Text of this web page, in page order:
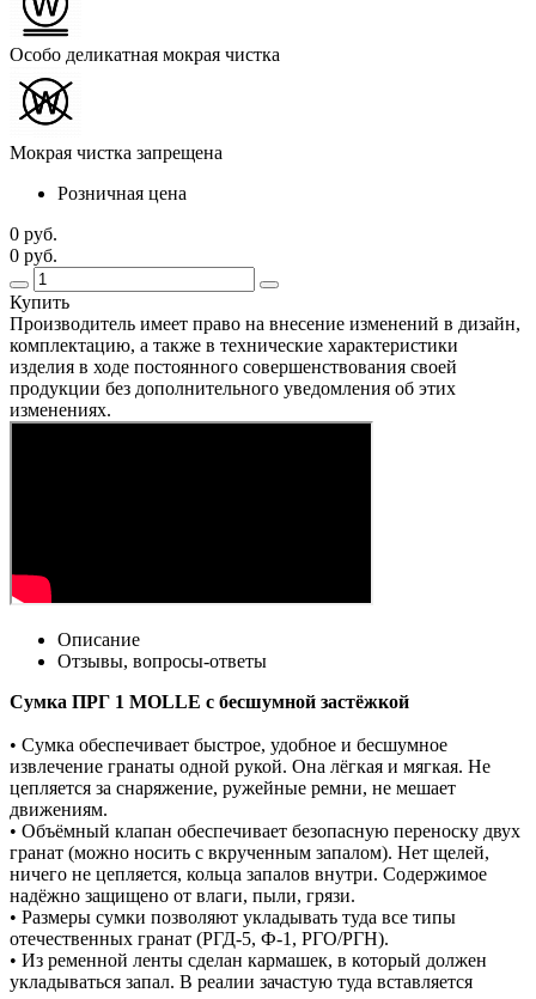
Особо деликатная мокрая чистка
Мокрая чистка запрещена
Розничная цена
0 руб.
0 руб.
Купить
Производитель имеет право на внесение изменений в дизайн,
комплектацию, а также в технические характеристики
изделия в ходе постоянного совершенствования своей
продукции без дополнительного уведомления об этих
изменениях.
Описание
Отзывы, вопросы-ответы
Сумка ПРГ 1 MOLLE с бесшумной застёжкой
• Сумка обеспечивает быстрое, удобное и бесшумное
извлечение гранаты одной рукой. Она лёгкая и мягкая. Не
цепляется за снаряжение, ружейные ремни, не мешает
движениям.
• Объёмный клапан обеспечивает безопасную переноску двух
гранат (можно носить с вкрученным запалом). Нет щелей,
ничего не цепляется, кольца запалов внутри. Содержимое
надёжно защищено от влаги, пыли, грязи.
• Размеры сумки позволяют укладывать туда все типы
отечественных гранат (РГД-5, Ф-1, РГО/РГН).
• Из ременной ленты сделан кармашек, в который должен
укладываться запал. В реалии зачастую туда вставляется